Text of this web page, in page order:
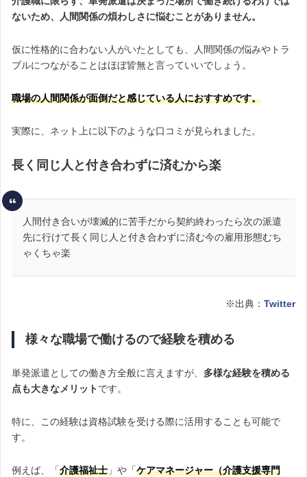
ないため、人間関係の煩わしさに悩むことがありません。
仮に性格的に合わない人がいたとしても、人間関係の悩みやトラ
ブルにつながることはほぼ皆無と言っていいでしょう。
職場の人間関係が面倒だと感じている人におすすめです。
実際に、ネット上に以下のような口コミが見られました。
長く同じ人と付き合わずに済むから楽
人間付き合いが壊滅的に苦手だから契約終わったら次の派遣
先に行けて長く同じ人と付き合わずに済む今の雇用形態むち
ゃくちゃ楽
※出典： Twitter
様々な職場で働けるので経験を積める
単発派遣としての働き方全般に言えますが、 多様な経験を積める
点も大きなメリットです。
特に、この経験は資格試験を受ける際に活用することも可能で
す。
例えば、「介護福祉士 」や「ケアマネージャー（介護支援専門